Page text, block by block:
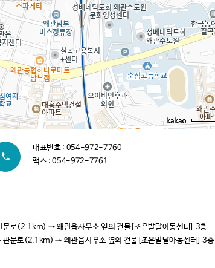
대표번호 : 054-972-7760
팩스 : 054-972-7761
(2.1km) → 왜관읍사무소 옆의 건물[조은발달아동센터] 3층
로(2.1km) → 왜관읍사무소 옆의 건물[조은발달아동센터] 3층